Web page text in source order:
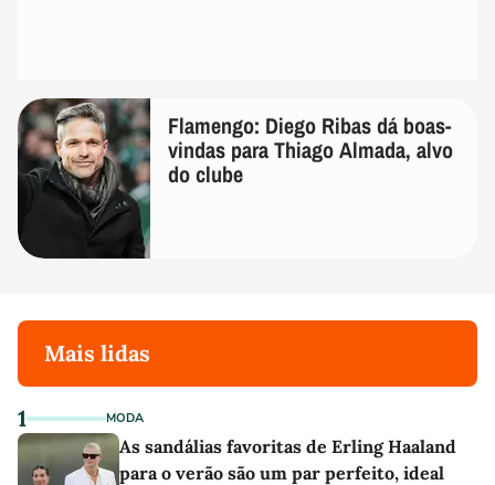
Flamengo: Diego Ribas dá boas-
vindas para Thiago Almada, alvo
do clube
Mais lidas
1 MODA
As sandálias favoritas de Erling Haaland
para o verão são um par perfeito, ideal